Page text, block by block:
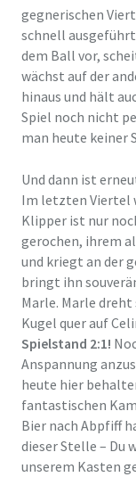
gegnerischen
schnell
dem Ball vor,
wächst auf der
hinaus und hält
Spiel noch nicht
man heute keiner
Und dann ist
Im letzten Viertel
Klipper ist nur
gerochen, ihrem
und kriegt an der
bringt ihn
Marle. Marle
Kugel quer auf
Spielstand 2:1!
Anspannung
heute hier
fantastischen
Bier nach Abpfiff
dieser Stelle – Du
unserem Kasten